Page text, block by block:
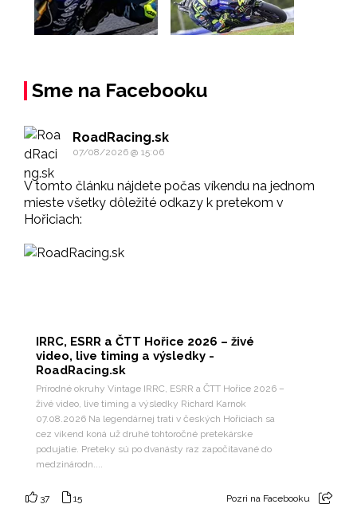
Sme na Facebooku
RoadRacing.sk
07/08/2026 @ 15:06
V tomto článku nájdete počas víkendu na jednom
mieste všetky dôležité odkazy k pretekom v
Hořiciach:
IRRC, ESRR a ČTT Hořice 2026 – živé
video, live timing a výsledky -
RoadRacing.sk
Prírodné okruhy Vintage IRRC, ESRR a ČTT Hořice 2026 –
živé video, live timing a výsledky Richard Karnok
07.08.2026 Na legendárnej trati v českých Hořiciach sa
cez víkend koná už druhé tohtoročné pretekárske
podujatie. Preteky sú po dvanásty raz započítavané do
medzinárodn....
37 15 Pozri na Facebooku